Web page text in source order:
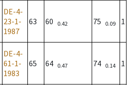
DE-4-
23-1-
1987
63 60 0.42 75 0.09 1
DE-4-
61-1-
1983
65 64 0.47 74 0.14 1